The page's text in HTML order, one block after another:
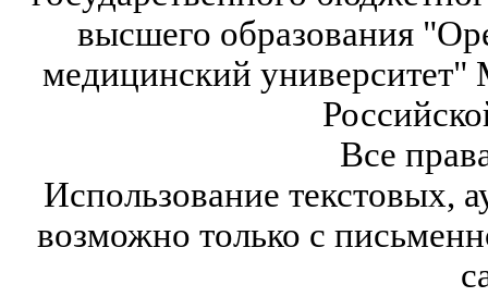
высшего образования
медицинский университет"
Все
Использование текстовых,
возможно только с